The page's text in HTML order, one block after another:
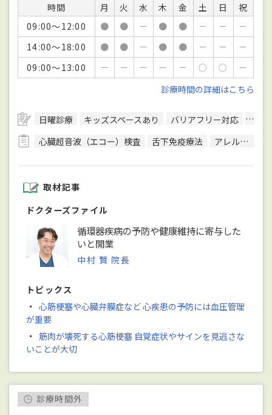
時間 月 火 水 木 金 土 日
祝
09:00～12:00
● ● － ● ● － －
－
14:00～18:00
● ● － ● ● － －
－
09:00～13:00
－ － － － － ○ ○
－
診療時間の詳細はこちら
日曜診療 キッズスペースあり バリアフリー対応
駐車
心臓超音波（エコー）検査
舌下免疫療法 アレルギー検査
取材記事
ドクターズファイル
循環器疾病の予防や健康維持に寄与した
いと開業
中村 賢 院長
トピックス
・ 心筋梗塞や心臓弁膜症など 心疾患の予防には血圧管理
が重要
・ 筋肉が壊死する心筋梗塞 自覚症状やサインを見逃さな
いことが大切
診療時間外